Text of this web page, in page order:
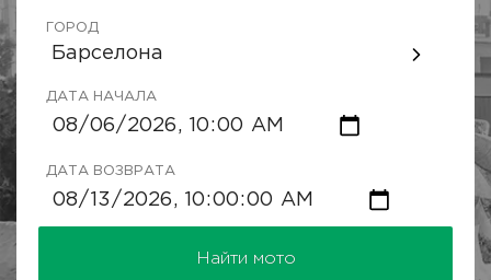
ГОРОД
Барселона
ДАТА НАЧАЛА
ДАТА ВОЗВРАТА
Найти мото